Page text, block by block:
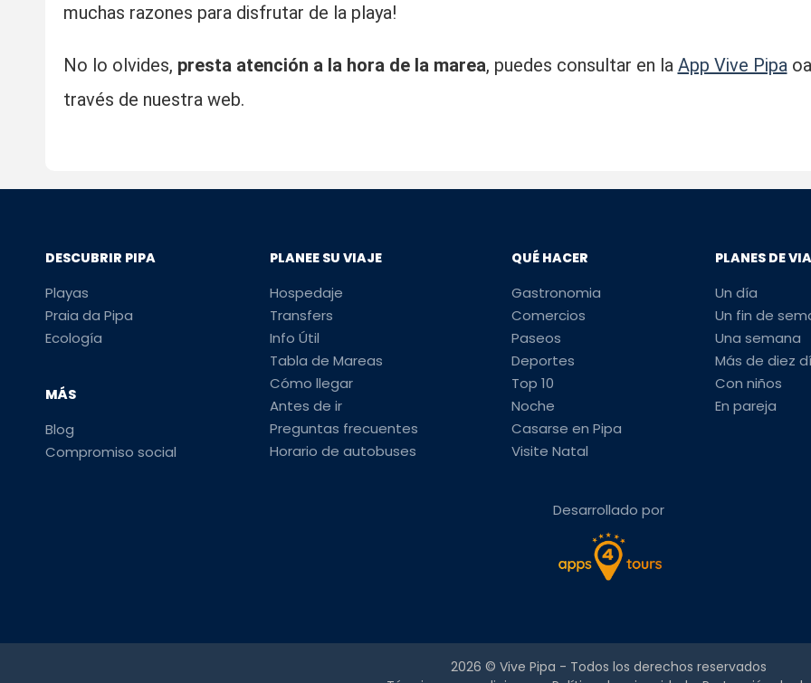
muchas razones para disfrutar de la playa!
No lo olvides, presta atención a la hora de la marea, puedes consultar en la App Vive Pipa oa
través de nuestra web.
DESCUBRIR PIPA
Playas
Praia da Pipa
Ecología
MÁS
Blog
Compromiso social
PLANEE SU VIAJE
Hospedaje
Transfers
Info Útil
Tabla de Mareas
Cómo llegar
Antes de ir
Preguntas frecuentes
Horario de autobuses
QUÉ HACER
Gastronomia
Comercios
Paseos
Deportes
Top 10
Noche
Casarse en Pipa
Visite Natal
PLANES DE
Un día
Un fin de
Una semana
Más de diez
Con niños
En pareja
Desarrollado por
2026 © Vive Pipa - Todos los derechos reservados